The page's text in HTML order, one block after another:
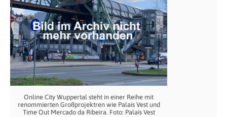
Online City Wuppertal steht in einer Reihe mit
renommierten Großprojektren wie Palais Vest und
Time Out Mercado da Ribeira. Foto: Palais Vest